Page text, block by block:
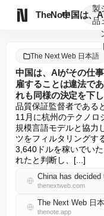
TheNote
製
品
The Next Web 日本語
中国は、AIがその仕
雇することは違法で
れも同様の決定を下し
品質保証監督者である
11月に杭州のテクノロ
規模言語モデルと協力
ツをフィルタリングす
3,640ドルを稼いでい
れたと判断し、[...]
thenextweb.com
The Next Web 日
thenote.app